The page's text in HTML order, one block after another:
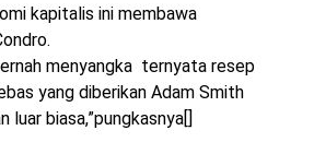
kapitalis ini membawa
menyangka ternyata resep
yang diberikan Adam Smith
luar biasa,”pungkasnya